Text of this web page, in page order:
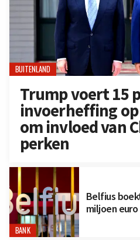
BUITENLAND
Trump voert 15
invoerheffing
om invloed van
perken
BANK
Belfius
miljoen